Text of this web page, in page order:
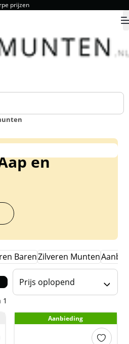
prijzen
en
BarenZilveren Munten
1
Prijs oplopend
Aanbieding